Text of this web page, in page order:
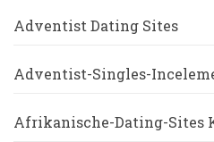
Adventist Dating Sites
Adventist-Singles-
Afrikanische-Dating-Sites